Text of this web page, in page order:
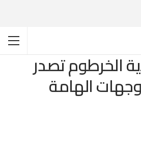
الخرطوم تصدر
الهامة